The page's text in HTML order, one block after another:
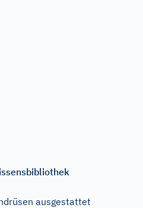
ausgestattet